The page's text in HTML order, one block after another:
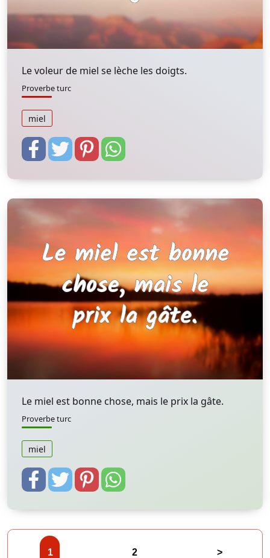
Le voleur de miel se lèche les doigts.
Proverbe turc
miel
Le miel est bonne chose, mais le prix la gâte.
Proverbe turc
miel
1 2 >